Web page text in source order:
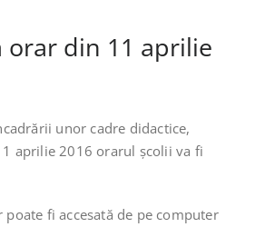
orar din 11 aprilie
unor cadre didactice,
aprilie 2016 orarul școlii va fi
fi accesată de pe computer